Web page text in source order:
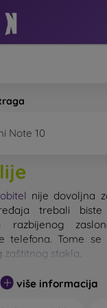
Note 10
nije dovoljna
trebali biste
razbijenog
telefona. Tome se
zaštitnog stakla
mobitel ne postoji,
više informacija